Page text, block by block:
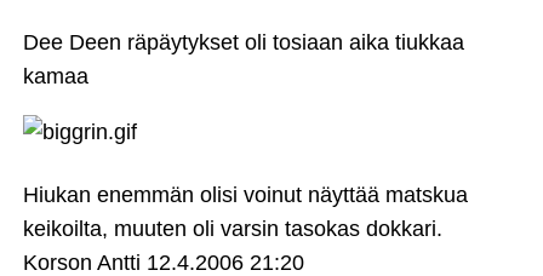
Dee Deen räpäytykset oli tosiaan aika tiukkaa
kamaa
Hiukan enemmän olisi voinut näyttää matskua
keikoilta, muuten oli varsin tasokas dokkari.
Korson Antti 12.4.2006 21:20